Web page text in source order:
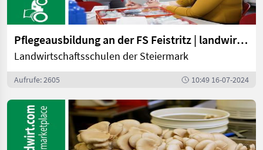
Pflegeausbildung an der FS Feistritz | landwirt.com
Landwirtschaftsschulen der Steiermark
Aufrufe: 2605 10:49 16-07-2024